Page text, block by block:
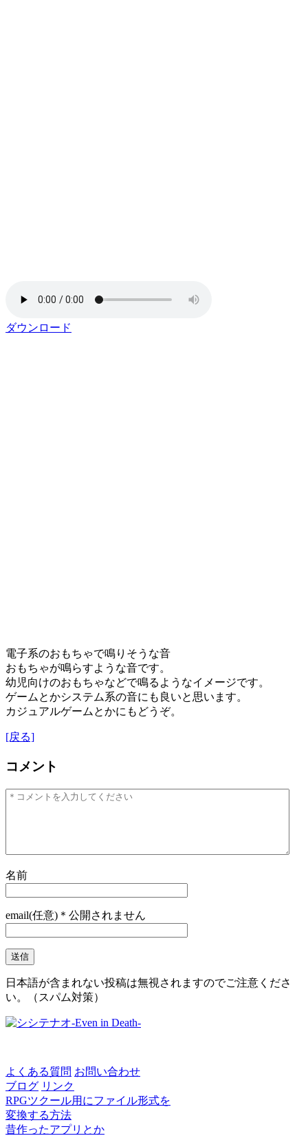
ダウンロード
電子系のおもちゃで鳴りそうな音
おもちゃが鳴らすような音です。
幼児向けのおもちゃなどで鳴るようなイメージです。
ゲームとかシステム系の音にも良いと思います。
カジュアルゲームとかにもどうぞ。
[戻る]
コメント
名前
email(任意)＊公開されません
日本語が含まれない投稿は無視されますのでご注意くださ
い。（スパム対策）
よくある質問 お問い合わせ
ブログ リンク
RPGツクール用にファイル形式を
変換する方法
昔作ったアプリとか